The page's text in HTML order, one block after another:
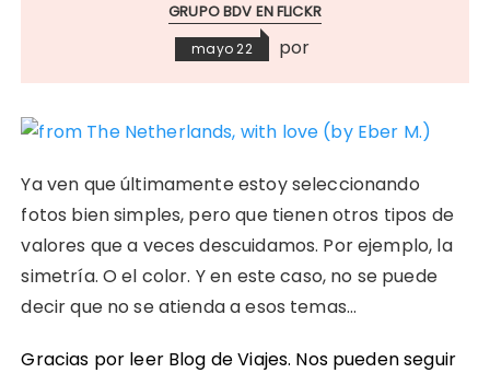
GRUPO BDV EN FLICKR
mayo 22 por
Ya ven que últimamente estoy seleccionando
fotos bien simples, pero que tienen otros tipos de
valores que a veces descuidamos. Por ejemplo, la
simetría. O el color. Y en este caso, no se puede
decir que no se atienda a esos temas…
Gracias por leer Blog de Viajes. Nos pueden seguir